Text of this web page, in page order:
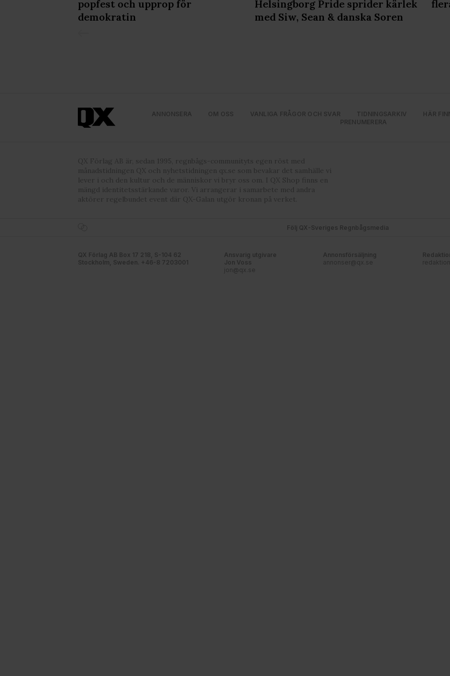
popfest och upprop för
demokratin
Helsingborg Pride sprider kärlek
med Siw, Sean & danska Soren
ANNONSERA OM OSS VANLIGA FRÅGOR OCH SVAR TIDNINGSARKIV
HÄR
PRENUMERERA
QX Förlag AB är, sedan 1995, regnbågs-communityts egen röst med
månadstidningen QX och nyhetstidningen qx.se som bevakar det samhälle vi
lever i och den kultur och de människor vi bryr oss om. I QX Shop finns en
mängd identitetsstärkande varor. Vi arrangerar i samarbete med andra
aktörer regelbundet event där QX-Galan utgör kronan på verket.
Följ QX-Sveriges Regnbågsmedia
QX Förlag AB Box 17 218, S-104 62
Stockholm, Sweden. +46-8 7203001
Ansvarig utgivare
Jon Voss
jon@qx.se
Annonsförsäljning
annonser@qx.se